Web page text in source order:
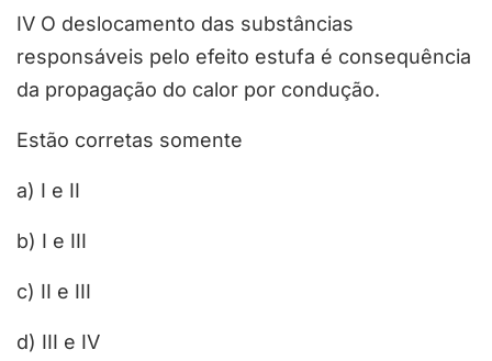
IV O deslocamento das substâncias
responsáveis pelo efeito estufa é consequência
da propagação do calor por condução.
Estão corretas somente
a) I e II
b) I e III
c) II e III
d) III e IV